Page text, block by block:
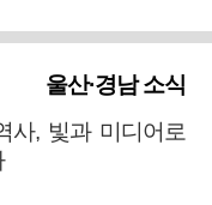
울산·경남 소식
사, 빛과 미디어로